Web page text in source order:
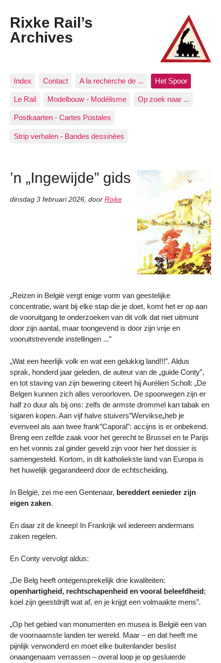
Rixke Rail’s
Archives
Index Contact A la recherche de ... Het Spoor
Le Rail Modelbouw - Modélisme Op zoek naar ...
Postkaarten - Cartes Postales
Strip verhalen - Bandes dessinées
’n „Ingewijde” gids
dinsdag 3 februari 2026, door Rixke
„Reizen in België vergt enige vorm van geestelijke
concentratie, want bij elke stap die je doet, komt het er op aan
de vooruitgang te onderzoeken van dit volk dat niet uitmunt
door zijn aantal, maar toongevend is door zijn vrije en
vooruitstrevende instellingen ...”
„Wat een heerlijk volk en wat een gelukkig land!!!”. Aldus
sprak, honderd jaar geleden, de auteur van de „guide Conty”,
en tot staving van zijn bewering citeert hij Aurélien Scholl: „De
Belgen kunnen zich alles veroorloven. De spoorwegen zijn er
half zo duur als bij ons: zelfs de armste drommel kan tabak en
sigaren kopen. Aan vijf halve stuivers”Wervikse„heb je
evenveel als aan twee frank”Caporal": accijns is er onbekend.
Breng een zelfde zaak voor het gerecht te Brussel en te Parijs
en het vonnis zal ginder geveld zijn voor hier het dossier is
samengesteld. Kortom, in dit katholiekste land van Europa is
het huwelijk gegarandeerd door de echtscheiding.
In België, zei me een Gentenaar, bereddert eenieder zijn
eigen zaken.
En daar zit de kneep! In Frankrijk wil iedereen andermans
zaken regelen.
En Conty vervolgt aldus:
„De Belg heeft ontegensprekelijk drie kwaliteiten:
openhartigheid, rechtschapenheid en vooral beleefdheid;
koel zijn geestdrijft wat af, en je krijgt een volmaakte mens”.
„Op het gebied van monumenten en musea is België een van
de voornaamste landen ter wereld. Maar – en dat heeft me
pijnlijk verwonderd en moet elke buitenlander beslist
onaangenaam verrassen – overal loop je op gesluierde